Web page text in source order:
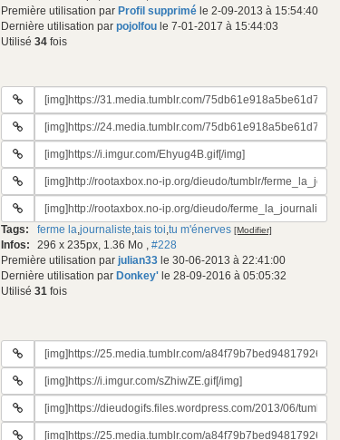
Première utilisation par Profil supprimé le 2-09-2013 à 15:54:40
Dernière utilisation par pojolfou le 7-01-2017 à 15:44:03
Utilisé 34 fois
URL
gif:
URL
gif:
URL
gif:
URL
gif:
URL
du
gif:
Tags: ferme la,journaliste,tais toi,tu m'énerves [Modifier]
Infos: 296 x 235px, 1.36 Mo , #228
Première utilisation par julian33 le 30-06-2013 à 22:41:00
Dernière utilisation par Donkey' le 28-09-2016 à 05:05:32
Utilisé 31 fois
URL
gif:
URL
gif:
URL
URL